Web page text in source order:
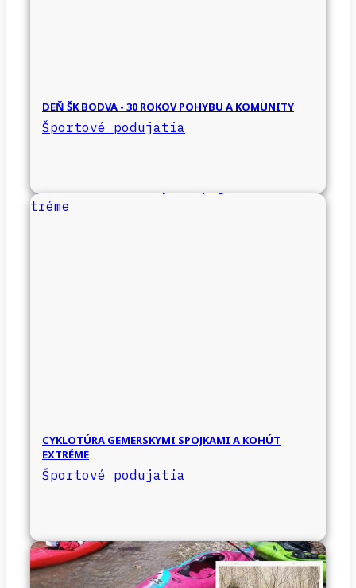
DEŇ ŠK BODVA - 30 ROKOV POHYBU A KOMUNITY
Športové podujatia
CYKLOTÚRA GEMERSKYMI SPOJKAMI A KOHÚT
EXTRÉME
Športové podujatia